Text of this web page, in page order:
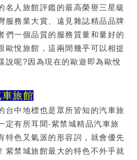
名人旅館評鑑的最高榮譽三星級
服務業大賞、遠見雜誌精品品牌
們一個品質的服務質量和量好的
歐悅旅館，這兩間幾乎可以相提
說呢?因為現在的歐遊即為歐悅
旅館
台中地標也是眾所皆知的汽車旅
定有所耳聞-紫禁城精品汽車旅
特色又氣派的形容詞，就會優先
紫禁城旅館最大的特色不外乎就